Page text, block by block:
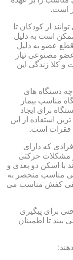
است.
از کودکان تا
است به دلیل
قطع عضو به دلیل
مصنوعی نیاز
و کلا زندگی این
دستگاه های
مناسب بیمار
برای ایجاد
استفاده از این
فقرات است.
که دارای
مشکلات حرکتی
با اسکن دو بعدی و
مناسب منحصر به
کفی کفش مناسب می
برای پیگیری
بیند تا اطمینان